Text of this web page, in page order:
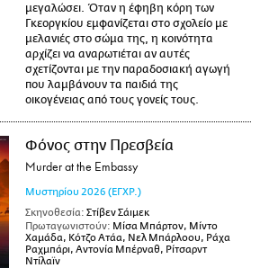
μεγαλώσει. Όταν η έφηβη κόρη των
Γκεοργκίου εμφανίζεται στο σχολείο με
μελανιές στο σώμα της, η κοινότητα
αρχίζει να αναρωτιέται αν αυτές
σχετίζονται με την παραδοσιακή αγωγή
που λαμβάνουν τα παιδιά της
οικογένειας από τους γονείς τους.
Φόνος στην Πρεσβεία
Murder at the Embassy
Μυστηρίου 2026 (ΕΓΧΡ.)
Σκηνοθεσία: Στίβεν Σάιμεκ
Πρωταγωνιστούν: Μίσα Μπάρτον, Μίντο
Χαμάδα, Κότζο Ατάα, Νελ Μπάρλοου, Ράχα
Ραχμπάρι, Αντονία Μπέρναθ, Ρίτσαρντ
Ντίλαϊν